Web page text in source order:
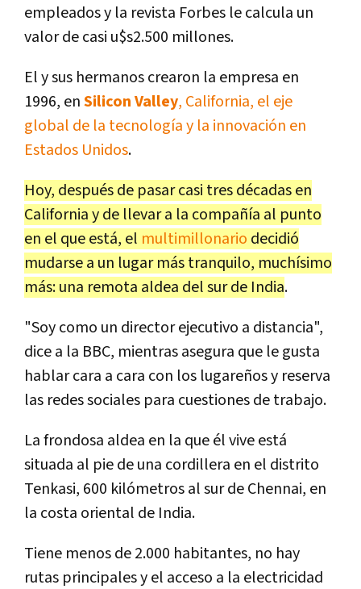
empleados y la revista Forbes le calcula un
valor de casi u$s2.500 millones.
El y sus hermanos crearon la empresa en
1996, enSilicon Valley, California, el eje
global de la tecnología y la innovación en
Estados Unidos.
Hoy, después de pasar casi tres décadas en
California y de llevar a la compañía al punto
en el que está, el multimillonario decidió
mudarse a un lugar más tranquilo, muchísimo
más: una remota aldea del sur de India.
"Soy como un director ejecutivo a distancia",
dice a la BBC, mientras asegura que le gusta
hablar cara a cara con los lugareños y reserva
las redes sociales para cuestiones de trabajo.
La frondosa aldea en la que él vive está
situada al pie de una cordillera en el distrito
Tenkasi, 600 kilómetros al sur de Chennai, en
la costa oriental de India.
Tiene menos de 2.000 habitantes, no hay
rutas principales y el acceso a la electricidad